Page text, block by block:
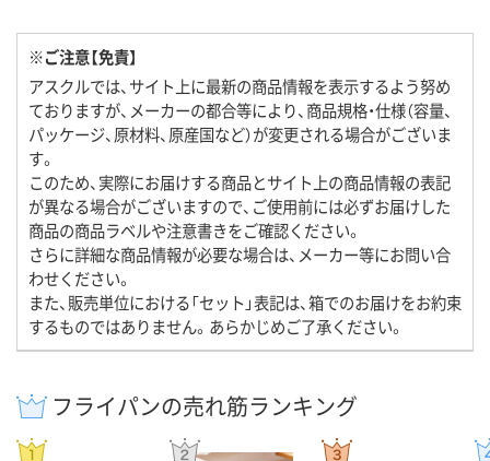
※ご注意【免責】
アスクルでは、サイト上に最新の商品情報を表示するよう努め
ておりますが、メーカーの都合等により、商品規格・仕様（容量、
パッケージ、原材料、原産国など）が変更される場合がございま
す。
このため、実際にお届けする商品とサイト上の商品情報の表記
が異なる場合がございますので、ご使用前には必ずお届けした
商品の商品ラベルや注意書きをご確認ください。
さらに詳細な商品情報が必要な場合は、メーカー等にお問い合
わせください。
また、販売単位における「セット」表記は、箱でのお届けをお約束
するものではありません。あらかじめご了承ください。
フライパンの売れ筋ランキング